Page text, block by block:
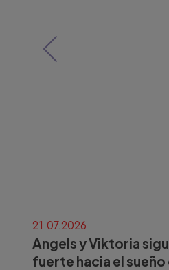
21.07.2026
Angels y Viktoria
fuerte hacia el